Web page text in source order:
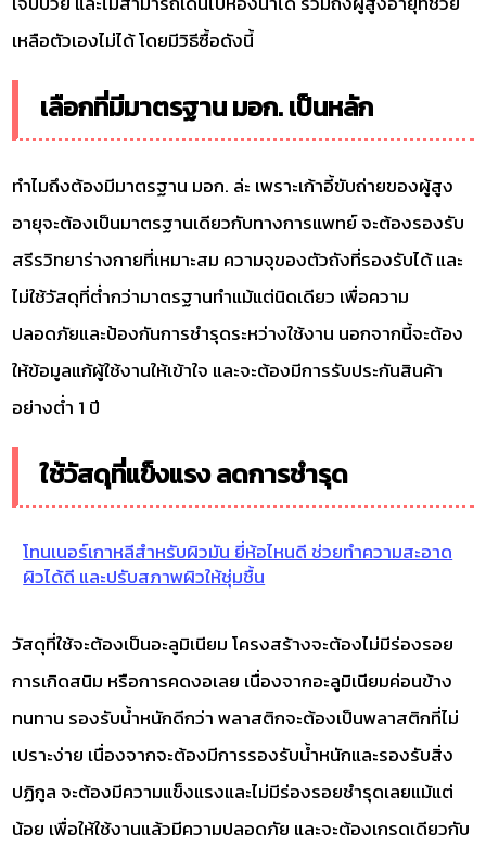
เหลือตัวเองไม่ได้ โดยมีวิธีซื้อดังนี้
เลือกที่มีมาตรฐาน มอก. เป็นหลัก
ทำไมถึงต้องมีมาตรฐาน มอก. ล่ะ เพราะเก้าอี้ขับถ่ายของผู้สูง
อายุจะต้องเป็นมาตรฐานเดียวกับทางการแพทย์ จะต้องรองรับ
สรีรวิทยาร่างกายที่เหมาะสม ความจุของตัวถังที่รองรับได้ และ
ไม่ใช้วัสดุที่ต่ำกว่ามาตรฐานทำแม้แต่นิดเดียว เพื่อความ
ปลอดภัยและป้องกันการชำรุดระหว่างใช้งาน นอกจากนี้จะต้อง
ให้ข้อมูลแก้ผู้ใช้งานให้เข้าใจ และจะต้องมีการรับประกันสินค้า
อย่างต่ำ 1 ปี
ใช้วัสดุที่แข็งแรง ลดการชำรุด
โทนเนอร์เกาหลีสำหรับผิวมัน ยี่ห้อไหนดี ช่วยทำความสะอาด
ผิวได้ดี และปรับสภาพผิวให้ชุ่มชื้น
วัสดุที่ใช้จะต้องเป็นอะลูมิเนียม โครงสร้างจะต้องไม่มีร่องรอย
การเกิดสนิม หรือการคดงอเลย เนื่องจากอะลูมิเนียมค่อนข้าง
ทนทาน รองรับน้ำหนักดีกว่า พลาสติกจะต้องเป็นพลาสติกที่ไม่
เปราะง่าย เนื่องจากจะต้องมีการรองรับน้ำหนักและรองรับสิ่ง
ปฏิกูล จะต้องมีความแข็งแรงและไม่มีร่องรอยชำรุดเลยแม้แต่
น้อย เพื่อให้ใช้งานแล้วมีความปลอดภัย และจะต้องเกรดเดียวกับ